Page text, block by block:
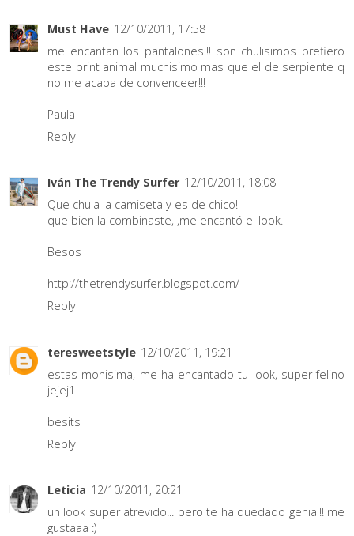
Must Have 12/10/2011, 17:58
me encantan los pantalones!!! son chulisimos prefiero
este print animal muchisimo mas que el de serpiente q
no me acaba de convenceer!!!
Paula
Reply
Iván The Trendy Surfer 12/10/2011, 18:08
Que chula la camiseta y es de chico!
que bien la combinaste, ,me encantó el look.
Besos
http://thetrendysurfer.blogspot.com/
Reply
teresweetstyle 12/10/2011, 19:21
estas monisima, me ha encantado tu look, super felino
jejej1
besits
Reply
Leticia 12/10/2011, 20:21
un look super atrevido... pero te ha quedado genial!! me
gustaaa :)